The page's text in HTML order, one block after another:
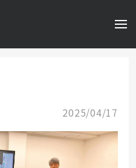
2025/04/17